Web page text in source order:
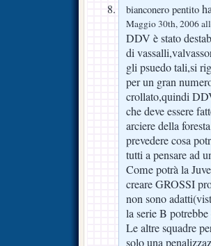
bianconero pentito
Maggio 30th, 2006
DDV è stato
di
gli psuedo tali,si
per un gran
crollato,quindi
che deve essere
arciere della
prevedere cosa
tutti a pensare ad
Come potrà la
creare GROSSI
non sono
la serie B
Le altre squadre
solo una